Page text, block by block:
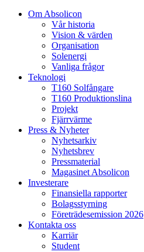
Om Absolicon
Vår historia
Vision & värden
Organisation
Solenergi
Vanliga frågor
Teknologi
T160 Solfångare
T160 Produktionslina
Projekt
Fjärrvärme
Press & Nyheter
Nyhetsarkiv
Nyhetsbrev
Pressmaterial
Magasinet Absolicon
Investerare
Finansiella rapporter
Bolagsstyrning
Företrädesemission 2026
Kontakta oss
Karriär
Student